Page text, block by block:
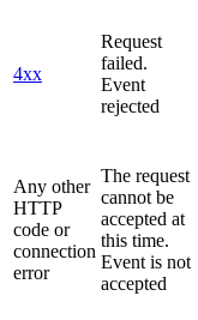
4xx
Request
failed.
Event
rejected
Any other
HTTP
code or
connection
error
The request
cannot be
accepted at
this time.
Event is not
accepted